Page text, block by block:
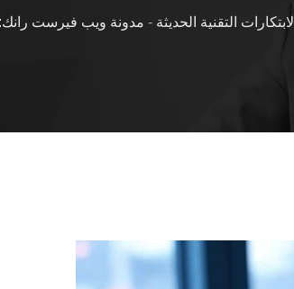
الابتكارات التقنية الحديثة - مدونة ويب فيرست